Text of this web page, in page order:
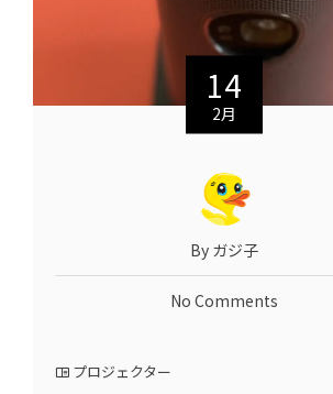
14
2月
By ガジ子
No Comments
プロジェクター